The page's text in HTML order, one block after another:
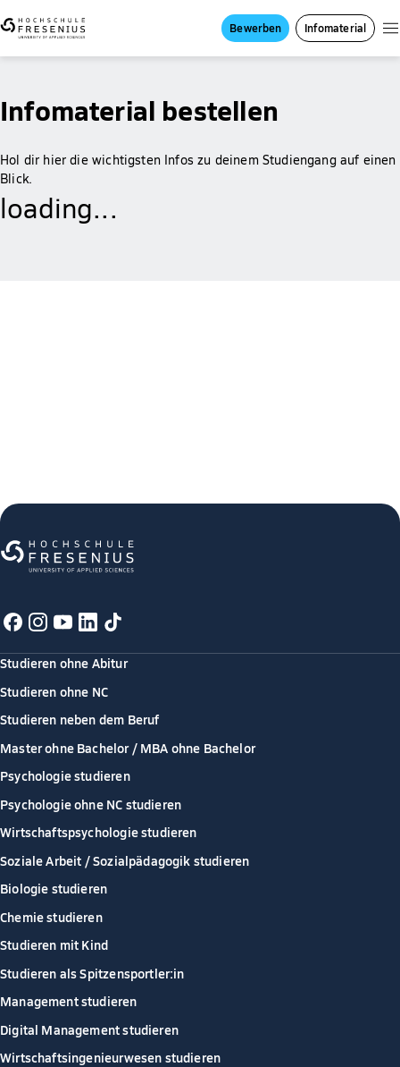
Bewerben Infomaterial
Infomaterial bestellen
Hol dir hier die wichtigsten Infos zu deinem Studiengang auf einen
Blick.
loading...
Studieren ohne Abitur
Studieren ohne NC
Studieren neben dem Beruf
Master ohne Bachelor / MBA ohne Bachelor
Psychologie studieren
Psychologie ohne NC studieren
Wirtschaftspsychologie studieren
Soziale Arbeit / Sozialpädagogik studieren
Biologie studieren
Chemie studieren
Studieren mit Kind
Studieren als Spitzensportler:in
Management studieren
Digital Management studieren
Wirtschaftsingenieurwesen studieren